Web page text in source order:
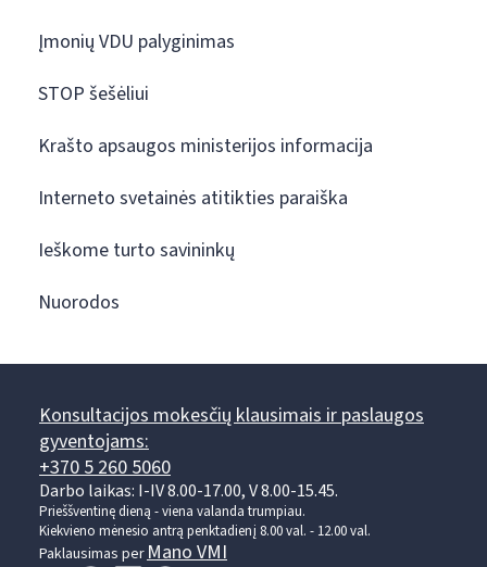
Įmonių VDU palyginimas
STOP šešėliui
Krašto apsaugos ministerijos informacija
Interneto svetainės atitikties paraiška
Ieškome turto savininkų
Nuorodos
Konsultacijos mokesčių klausimais ir paslaugos
gyventojams:
+370 5 260 5060
Darbo laikas: I-IV 8.00-17.00, V 8.00-15.45.
Prieššventinę dieną - viena valanda trumpiau.
Kiekvieno mėnesio antrą penktadienį 8.00 val. - 12.00 val.
Paklausimas perMano VMI